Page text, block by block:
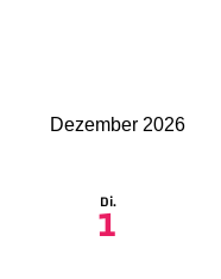
Dezember 2026
Di.
1